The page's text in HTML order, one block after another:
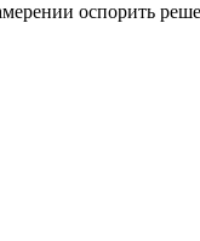
оспорить